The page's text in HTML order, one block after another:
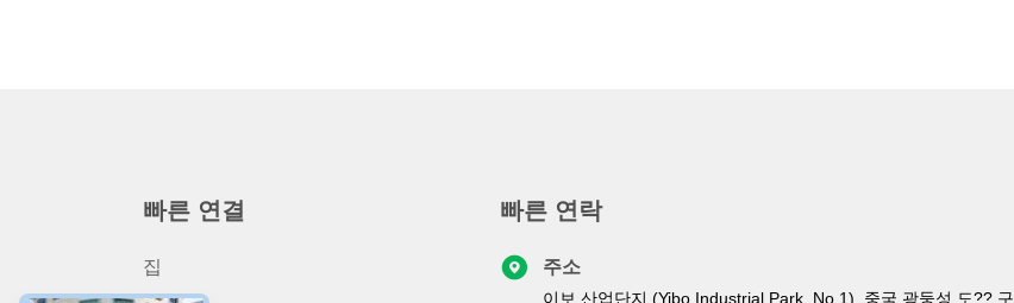
빠른 연결
집
빠른 연락
주소
이보 산업단지 (Yibo Industrial Park, No.1), 중국 광둥성 도?? 구